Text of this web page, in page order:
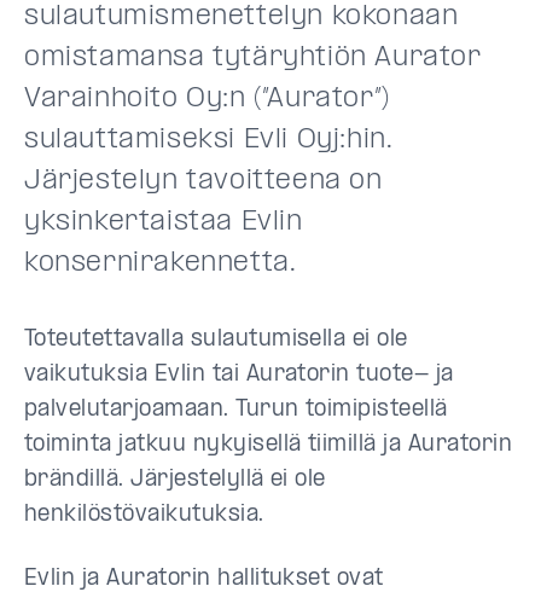
sulautumismenettelyn kokonaan
omistamansa tytäryhtiön Aurator
Varainhoito Oy:n (”Aurator”)
sulauttamiseksi Evli Oyj:hin.
Järjestelyn tavoitteena on
yksinkertaistaa Evlin
konsernirakennetta.
Toteutettavalla sulautumisella ei ole
vaikutuksia Evlin tai Auratorin tuote- ja
palvelutarjoamaan. Turun toimipisteellä
toiminta jatkuu nykyisellä tiimillä ja Auratorin
brändillä. Järjestelyllä ei ole
henkilöstövaikutuksia.
Evlin ja Auratorin hallitukset ovat